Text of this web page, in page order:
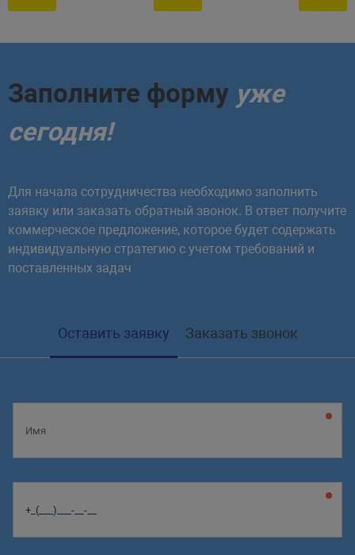
Заполните форму уже
сегодня!
Для начала сотрудничества необходимо заполнить
заявку или заказать обратный звонок. В ответ получите
коммерческое предложение, которое будет содержать
индивидуальную стратегию с учетом требований и
поставленных задач
Оставить заявку Заказать звонок